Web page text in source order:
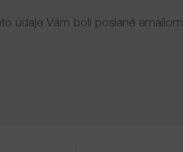
údaje Vám boli poslané